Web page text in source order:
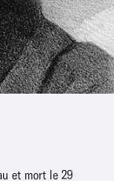
et mort le 29